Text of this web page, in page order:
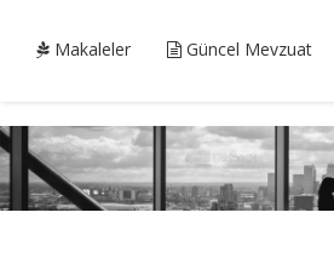
Makaleler Güncel Mevzuat